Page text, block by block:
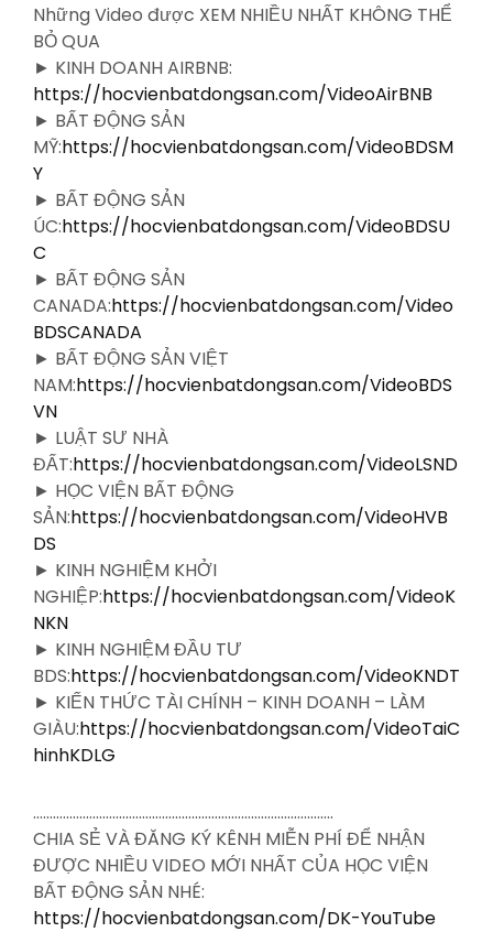
Những Video được XEM NHIỀU NHẤT KHÔNG THỂ
BỎ QUA
► KINH DOANH AIRBNB:
https://hocvienbatdongsan.com/VideoAirBNB
► BẤT ĐỘNG SẢN
MỸ:https://hocvienbatdongsan.com/VideoBDSM
Y
► BẤT ĐỘNG SẢN
ÚC:https://hocvienbatdongsan.com/VideoBDSU
C
► BẤT ĐỘNG SẢN
CANADA:https://hocvienbatdongsan.com/Video
BDSCANADA
► BẤT ĐỘNG SẢN VIỆT
NAM:https://hocvienbatdongsan.com/VideoBDS
VN
► LUẬT SƯ NHÀ
ĐẤT:https://hocvienbatdongsan.com/VideoLSND
► HỌC VIỆN BẤT ĐỘNG
SẢN:https://hocvienbatdongsan.com/VideoHVB
DS
► KINH NGHIỆM KHỞI
NGHIỆP:https://hocvienbatdongsan.com/VideoK
NKN
► KINH NGHIỆM ĐẦU TƯ
BDS:https://hocvienbatdongsan.com/VideoKNDT
► KIẾN THỨC TÀI CHÍNH – KINH DOANH – LÀM
GIÀU:https://hocvienbatdongsan.com/VideoTaiC
hinhKDLG
……………………………………………………………………………….
CHIA SẺ VÀ ĐĂNG KÝ KÊNH MIỄN PHÍ ĐỂ NHẬN
ĐƯỢC NHIỀU VIDEO MỚI NHẤT CỦA HỌC VIỆN
BẤT ĐỘNG SẢN NHÉ:
https://hocvienbatdongsan.com/DK-YouTube